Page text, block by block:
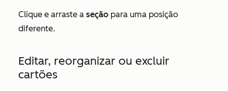
Clique e arraste a seção para uma posição
diferente.
Editar, reorganizar ou excluir
cartões